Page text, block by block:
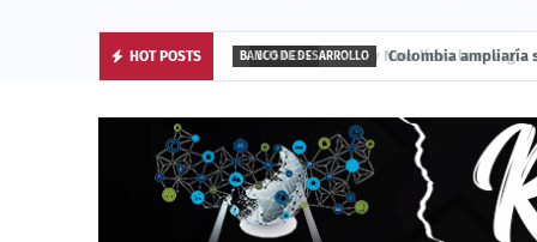
HOT POSTS BANCO DE DESARROLLO Colombia
BUSINESS Energy Now lleva la energía